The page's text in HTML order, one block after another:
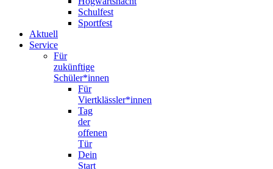
Schulfest
Sportfest
Aktuell
Service
Für
zukünftige
Schüler*innen
Für
Viertklässler*innen
Tag
der
offenen
Tür
Dein
Start